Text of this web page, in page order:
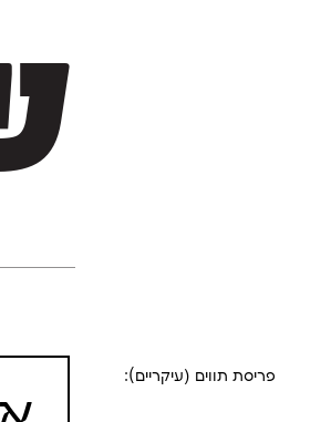
פריסת תווים (עיקריים):